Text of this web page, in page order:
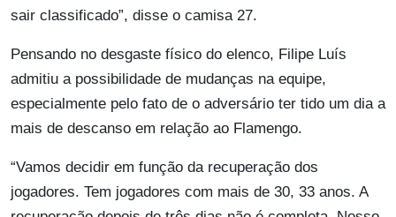
sair classificado”, disse o camisa 27.
Pensando no desgaste físico do elenco, Filipe Luís
admitiu a possibilidade de mudanças na equipe,
especialmente pelo fato de o adversário ter tido um dia a
mais de descanso em relação ao Flamengo.
“Vamos decidir em função da recuperação dos
jogadores. Tem jogadores com mais de 30, 33 anos. A